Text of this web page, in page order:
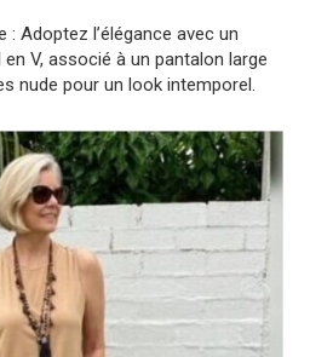
: Adoptez l’élégance avec un
V, associé à un pantalon large
nude pour un look intemporel.